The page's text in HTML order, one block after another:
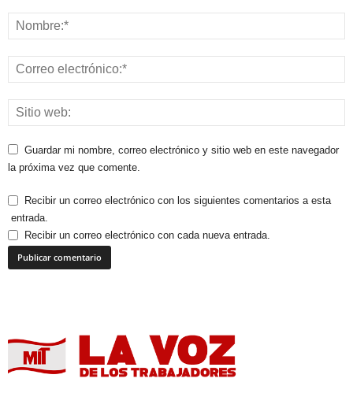
Guardar mi nombre, correo electrónico y sitio web en este navegador
la próxima vez que comente.
Recibir un correo electrónico con los siguientes comentarios a esta
entrada.
Recibir un correo electrónico con cada nueva entrada.